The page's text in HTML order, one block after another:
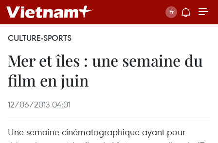
CULTURE-SPORTS
Mer et îles : une semaine du
film en juin
12/06/2013 04:01
Une semaine cinématographique ayant pour